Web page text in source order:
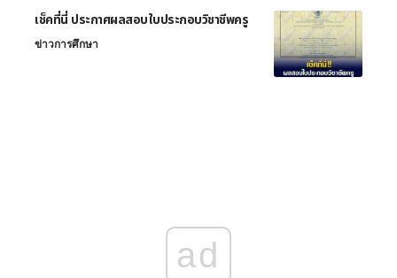
เช็คที่นี่ ประกาศผลสอบใบประกอบวิชาชีพครู
ข่าวการศึกษา
ad